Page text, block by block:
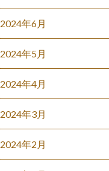
2024年6月
2024年5月
2024年4月
2024年3月
2024年2月